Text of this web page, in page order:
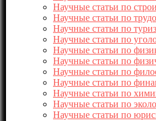
Научные статьи по
Научные статьи по
Научные статьи по
Научные статьи по
Научные статьи по
Научные статьи по
Научные статьи по
Научные статьи по
Научные статьи по
Научные статьи по
Научные статьи по